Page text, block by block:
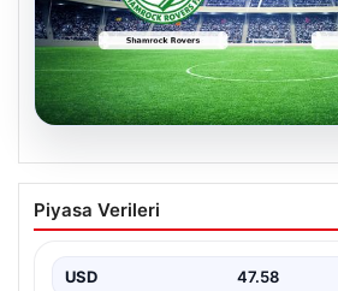
Shamrock Rovers ile
Karşılaşmasının Detaylı
İrlanda temsilcisi Shamrock Rovers,
Piyasa Verileri
USD 47.58